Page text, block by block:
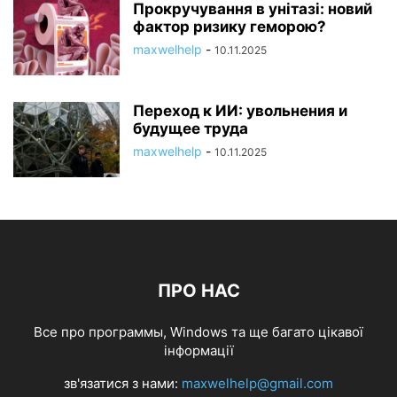
Прокручування в унітазі: новий
фактор ризику геморою?
maxwelhelp - 10.11.2025
Переход к ИИ: увольнения и
будущее труда
maxwelhelp - 10.11.2025
ПРО НАС
Все про программы, Windows та ще багато цікавої
інформації
зв'язатися з нами: maxwelhelp@gmail.com